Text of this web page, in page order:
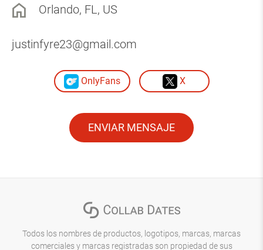
Orlando, FL, US
justinfyre23@gmail.com
OnlyFans X
ENVIAR MENSAJE
Todos los nombres de productos, logotipos, marcas, marcas
comerciales y marcas registradas son propiedad de sus